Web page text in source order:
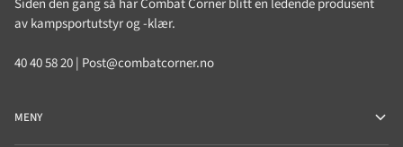
Siden den gang så har Combat Corner blitt en ledende produsent
av kampsportutstyr og -klær.
40 40 58 20 | Post@combatcorner.no
MENY